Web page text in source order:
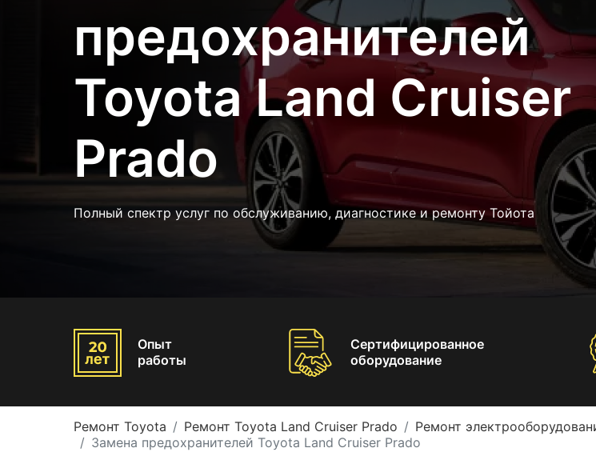
предохранителей
Toyota Land Cruiser
Prado
Полный спектр услуг по обслуживанию, диагностике и ремонту Тойота
Опыт
работы
Сертифицированное
оборудование
Ремонт Toyota Ремонт Toyota Land Cruiser Prado
Ремонт
Замена предохранителей Toyota Land Cruiser Prado